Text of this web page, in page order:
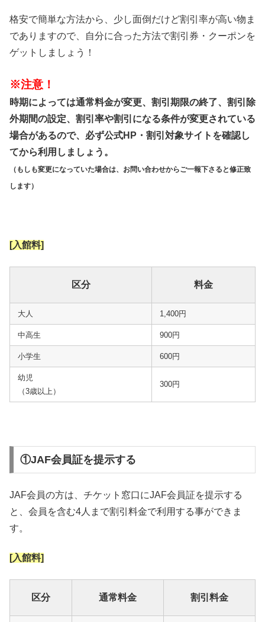
格安で簡単な方法から、少し面倒だけど割引率が高い物ま
でありますので、自分に合った方法で割引券・クーポンを
ゲットしましょう！
※注意！
時期によっては通常料金が変更、割引期限の終了、割引除
外期間の設定、割引率や割引になる条件が変更されている
場合があるので、必ず公式HP・割引対象サイトを確認し
てから利用しましょう。
（もしも変更になっていた場合は、お問い合わせからご一報下さると修正致
します）
[入館料]
区分 料金
大人 1,400円
中高生 900円
小学生 600円
幼児
（3歳以上）
300円
①JAF会員証を提示する
JAF会員の方は、チケット窓口にJAF会員証を提示する
と、会員を含む4人まで割引料金で利用する事ができま
す。
[入館料]
区分 通常料金 割引料金